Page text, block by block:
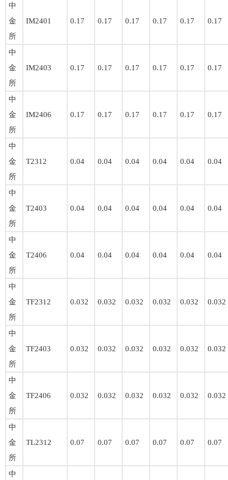
中
金
所
IM2401 0.17 0.17 0.17 0.17 0.17 0.17
中
金
所
IM2403 0.17 0.17 0.17 0.17 0.17 0.17
中
金
所
IM2406 0.17 0.17 0.17 0.17 0.17 0.17
中
金
所
T2312 0.04 0.04 0.04 0.04 0.04 0.04
中
金
所
T2403 0.04 0.04 0.04 0.04 0.04 0.04
中
金
所
T2406 0.04 0.04 0.04 0.04 0.04 0.04
中
金
所
TF2312 0.032 0.032 0.032 0.032 0.032 0.032
中
金
所
TF2403 0.032 0.032 0.032 0.032 0.032 0.032
中
金
所
TF2406 0.032 0.032 0.032 0.032 0.032 0.032
中
金
所
TL2312 0.07 0.07 0.07 0.07 0.07 0.07
中